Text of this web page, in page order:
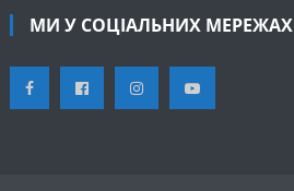
МИ У СОЦІАЛЬНИХ МЕРЕЖАХ